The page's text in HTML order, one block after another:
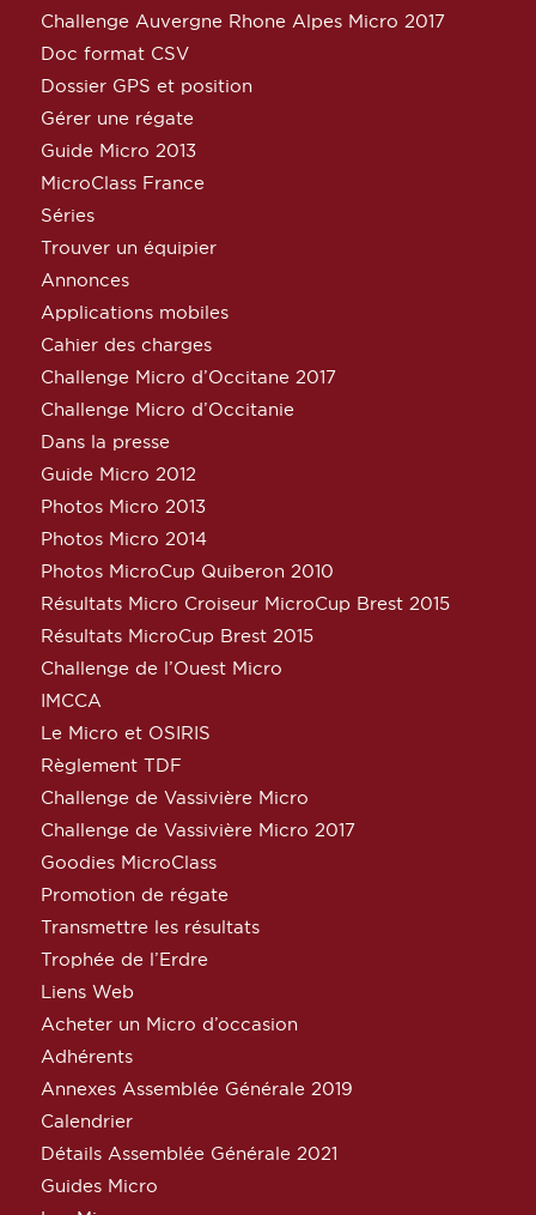
Challenge Auvergne Rhone Alpes Micro 2017
Doc format CSV
Dossier GPS et position
Gérer une régate
Guide Micro 2013
MicroClass France
Séries
Trouver un équipier
Annonces
Applications mobiles
Cahier des charges
Challenge Micro d’Occitane 2017
Challenge Micro d’Occitanie
Dans la presse
Guide Micro 2012
Photos Micro 2013
Photos Micro 2014
Photos MicroCup Quiberon 2010
Résultats Micro Croiseur MicroCup Brest 2015
Résultats MicroCup Brest 2015
Challenge de l’Ouest Micro
IMCCA
Le Micro et OSIRIS
Règlement TDF
Challenge de Vassivière Micro
Challenge de Vassivière Micro 2017
Goodies MicroClass
Promotion de régate
Transmettre les résultats
Trophée de l’Erdre
Liens Web
Acheter un Micro d’occasion
Adhérents
Annexes Assemblée Générale 2019
Calendrier
Détails Assemblée Générale 2021
Guides Micro